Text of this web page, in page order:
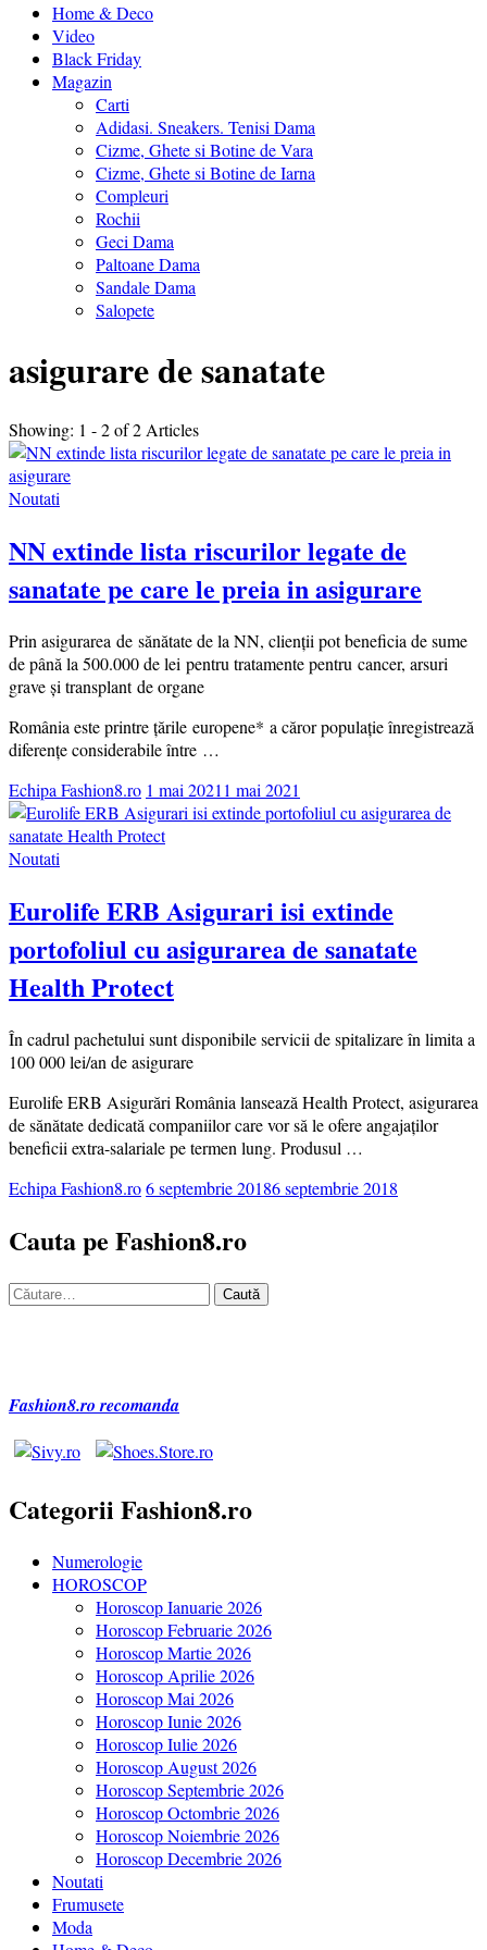
Home & Deco
Video
Black Friday
Magazin
Carti
Adidasi. Sneakers. Tenisi Dama
Cizme, Ghete si Botine de Vara
Cizme, Ghete si Botine de Iarna
Compleuri
Rochii
Geci Dama
Paltoane Dama
Sandale Dama
Salopete
asigurare de sanatate
Showing: 1 - 2 of 2 Articles
Noutati
NN extinde lista riscurilor legate de
sanatate pe care le preia in asigurare
Prin asigurarea de sănătate de la NN, clienții pot beneficia de sume
de până la 500.000 de lei pentru tratamente pentru cancer, arsuri
grave și transplant de organe
România este printre țările europene* a căror populaţie înregistrează
diferențe considerabile între …
Echipa Fashion8.ro 1 mai 20211 mai 2021
Noutati
Eurolife ERB Asigurari isi extinde
portofoliul cu asigurarea de sanatate
Health Protect
În cadrul pachetului sunt disponibile servicii de spitalizare în limita a
100 000 lei/an de asigurare
Eurolife ERB Asigurări România lansează Health Protect, asigurarea
de sănătate dedicată companiilor care vor să le ofere angajaților
beneficii extra-salariale pe termen lung. Produsul …
Echipa Fashion8.ro6 septembrie 20186 septembrie 2018
Cauta pe Fashion8.ro
Caută
Fashion8.ro recomanda
Categorii Fashion8.ro
Numerologie
HOROSCOP
Horoscop Ianuarie 2026
Horoscop Februarie 2026
Horoscop Martie 2026
Horoscop Aprilie 2026
Horoscop Mai 2026
Horoscop Iunie 2026
Horoscop Iulie 2026
Horoscop August 2026
Horoscop Septembrie 2026
Horoscop Octombrie 2026
Horoscop Noiembrie 2026
Horoscop Decembrie 2026
Noutati
Frumusete
Moda